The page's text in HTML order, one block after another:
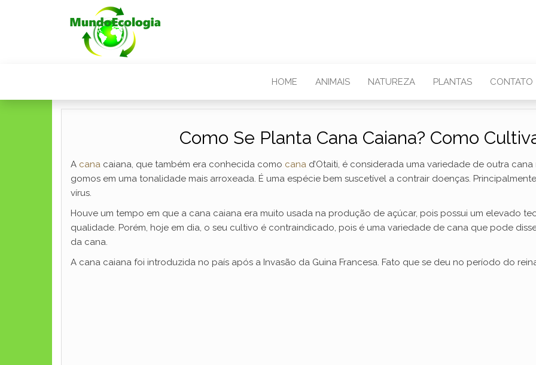
HOME ANIMAIS NATUREZA PLANTAS CONTATO
Como Se Planta Cana Caiana? Como
A cana caiana, que também era conhecida como cana d’Otaiti, é considerada uma variedade de outra
gomos em uma tonalidade mais arroxeada. É uma espécie bem suscetível a contrair doenças.
vírus.
Houve um tempo em que a cana caiana era muito usada na produção de açúcar, pois possui um elevado
qualidade. Porém, hoje em dia, o seu cultivo é contraindicado, pois é uma variedade de cana que pode
da cana.
A cana caiana foi introduzida no país após a Invasão da Guina Francesa. Fato que se deu no período do